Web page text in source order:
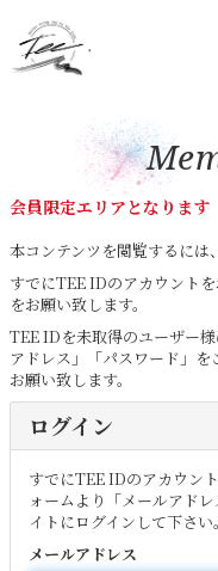
会員限定エリアとなります
本コンテンツを閲覧するには
すでにTEE IDのアカウント
をお願い致します。
TEE IDを未取得のユーザー
アドレス」「パスワード」
お願い致します。
ログイン
すでにTEE IDのアカウン
ォームより「メールアド
イトにログインして下さい。
メールアドレス